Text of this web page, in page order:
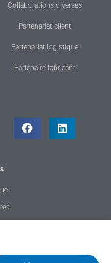
Collaborations diverses
Partenariat client
Partenariat logistique
Partenaire fabricant